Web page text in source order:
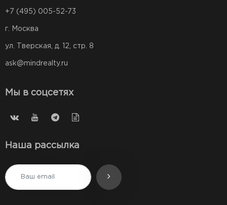
+7 (495) 005-52-73
г. Москва
ул. Тверская, д. 12, стр. 8
ask@mindrealty.ru
Мы в соцсетях
Наша рассылка